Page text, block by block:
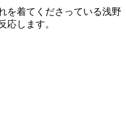
を着てくださっている浅野
応します。